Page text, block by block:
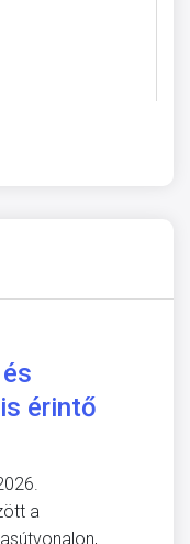
érintő
a